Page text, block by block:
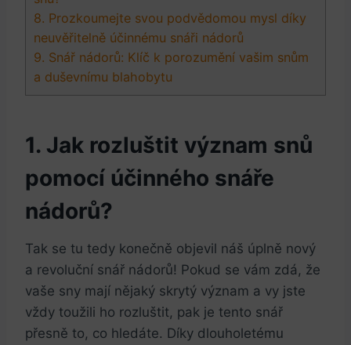
8. Prozkoumejte svou podvědomou⁣ mysl díky⁣
neuvěřitelně‍ účinnému⁢ snáři ⁤nádorů
9. Snář nádorů: Klíč k porozumění vašim snům
a duševnímu blahobytu
1.⁣ Jak⁤ rozluštit význam snů
pomocí účinného ​snáře
nádorů?
Tak se tu ⁣tedy konečně objevil​ náš úplně ‍nový
⁢a revoluční‌ snář nádorů! ⁢Pokud se‌ vám zdá, ⁢že
vaše sny⁣ mají ‌nějaký skrytý ​význam a vy jste
vždy toužili ho ​rozluštit,⁤ pak je‍ tento snář⁤
přesně​ to, co ⁣hledáte.​ Díky dlouholetému